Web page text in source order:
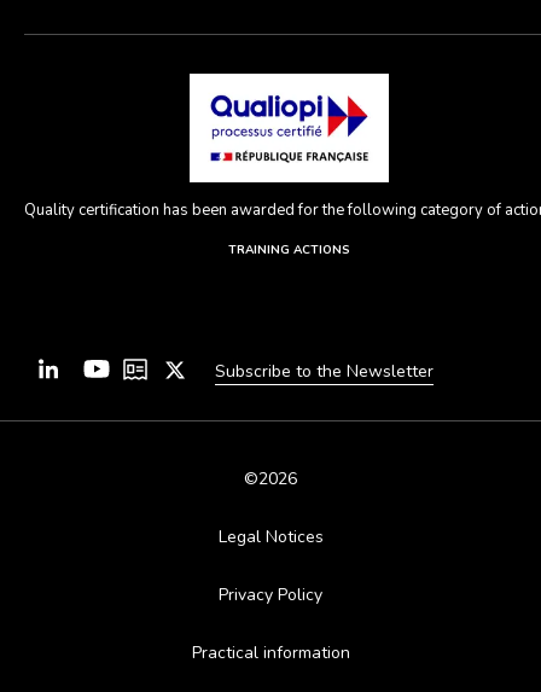
Quality certification has been awarded for the following category of
TRAINING ACTIONS
Subscribe to the Newsletter
©2026
Legal Notices
Privacy Policy
Practical information